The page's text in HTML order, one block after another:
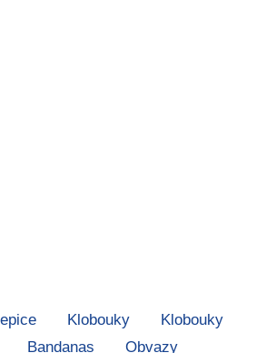
Klobouky
Klobouky
Bandanas Obvazy